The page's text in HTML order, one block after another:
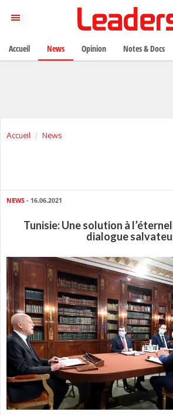
Accueil News
NEWS - 16.06.2021
Tunisie: Une solution à
dialogue
Accueil News Opinion Notes & Docs